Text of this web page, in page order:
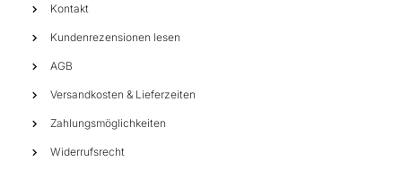
Kontakt
Kundenrezensionen lesen
AGB
Versandkosten & Lieferzeiten
Zahlungsmöglichkeiten
Widerrufsrecht